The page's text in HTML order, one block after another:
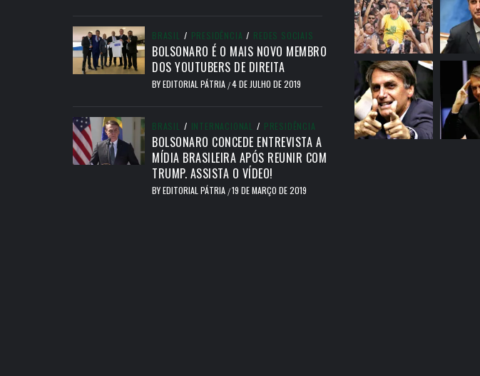
BRASIL / PRESIDÊNCIA / REDES SOCIAIS
BOLSONARO É O MAIS NOVO MEMBRO
DOS YOUTUBERS DE DIREITA
BYEDITORIAL PÁTRIA /4 DE JULHO DE 2019
BRASIL / INTERNACIONAL / PRESIDÊNCIA
BOLSONARO CONCEDE ENTREVISTA A
MÍDIA BRASILEIRA APÓS REUNIR COM
TRUMP. ASSISTA O VÍDEO!
BYEDITORIAL PÁTRIA /19 DE MARÇO DE 2019